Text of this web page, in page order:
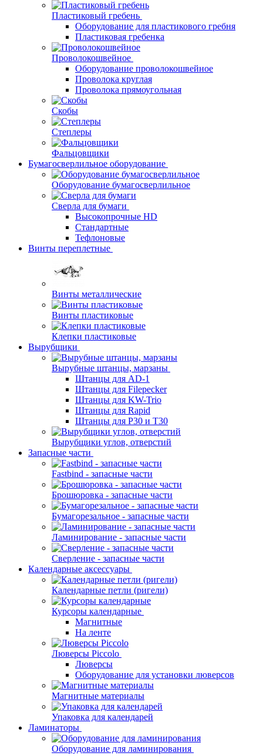
Пластиковый гребень
Оборудование для пластикового гребня
Пластиковая гребенка
Проволокошвейное
Оборудование проволокошвейное
Проволока круглая
Проволока прямоугольная
Скобы
Степлеры
Фальцовщики
Бумагосверлильное оборудование
Оборудование бумагосверлильное
Сверла для бумаги
Высокопрочные HD
Стандартные
Тефлоновые
Винты переплетные
Винты металлические
Винты пластиковые
Клепки пластиковые
Вырубщики
Вырубные штанцы, марзаны
Штанцы для AD-1
Штанцы для Filepecker
Штанцы для KW-Trio
Штанцы для Rapid
Штанцы для Р30 и Т30
Вырубщики углов, отверстий
Запасные части
Fastbind - запасные части
Брошюровка - запасные части
Бумагорезальное - запасные части
Ламинирование - запасные части
Сверление - запасные части
Календарные аксессуары
Календарные петли (ригели)
Курсоры календарные
Магнитные
На ленте
Люверсы Piccolo
Люверсы
Оборудование для установки люверсов
Магнитные материалы
Упаковка для календарей
Ламинаторы
Оборудование для ламинирования